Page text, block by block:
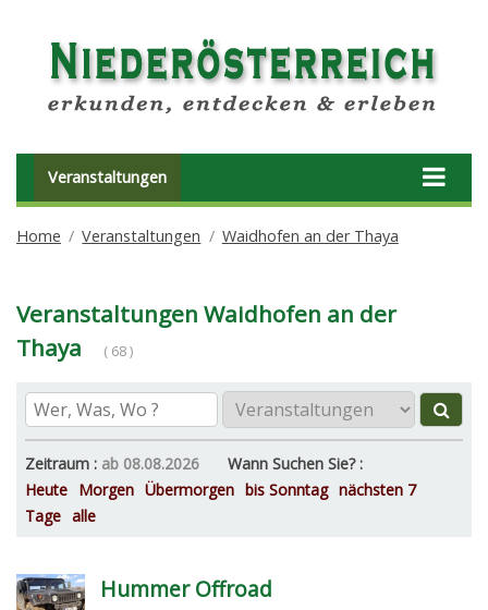
Veranstaltungen
Home Veranstaltungen Waidhofen an der Thaya
Veranstaltungen Waidhofen an der
Thaya
( 68 )
Zeitraum : ab 08.08.2026
Wann Suchen Sie? :
Heute Morgen Übermorgen bis Sonntag nächsten 7
Tage alle
Hummer Offroad